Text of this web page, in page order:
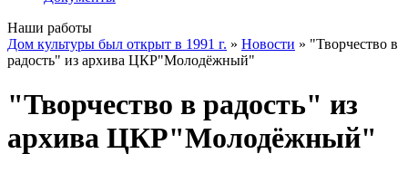
Наши работы
Дом культуры был открыт в 1991 г. » Новости » "Творчество в
радость" из архива ЦКР"Молодёжный"
"Творчество в радость" из
архива ЦКР"Молодёжный"